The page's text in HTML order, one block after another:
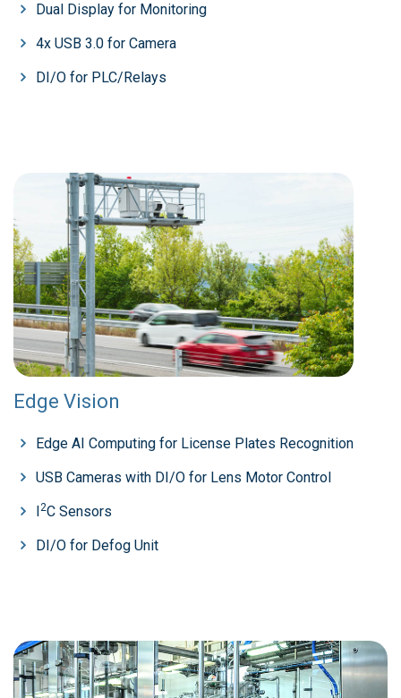
Dual Display for Monitoring
4x USB 3.0 for Camera
DI/O for PLC/Relays
Edge Vision
Edge AI Computing for License Plates Recognition
USB Cameras with DI/O for Lens Motor Control
2C Sensors
DI/O for Defog Unit